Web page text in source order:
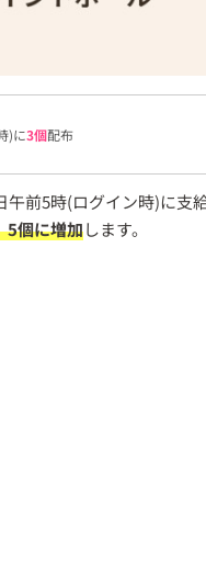
)に3個配布
午前5時(ログイン時)に支
5個に増加します。